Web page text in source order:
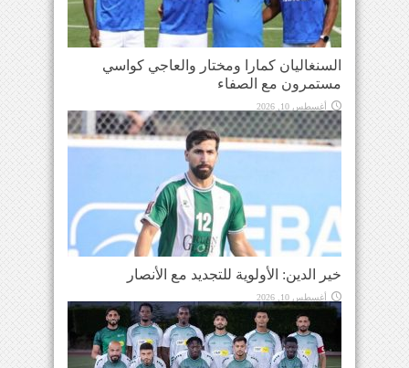
السنغاليان كمارا ومختار والعاجي كواسي
مستمرون مع الصفاء
أغسطس 10, 2026
خير الدين: الأولوية للتجديد مع الأنصار
أغسطس 10, 2026